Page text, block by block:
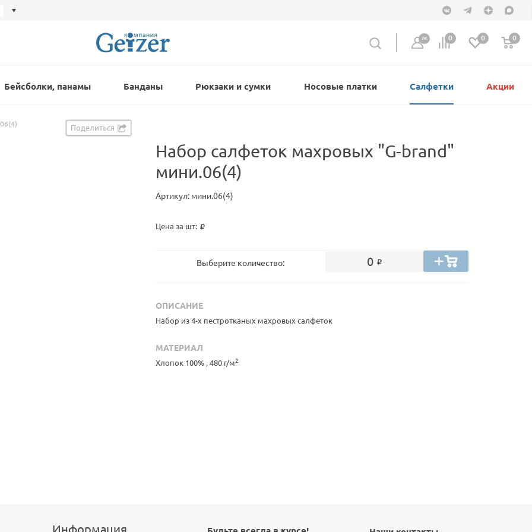
ЛК 0 0 0
Бейсболки, панамы Банданы Рюкзаки и сумки Носовые платки Салфетки Акции
Поделиться
Набор салфеток махровых "G-brand"
мини.06(4)
Артикул: мини.06(4)
Цена за шт:
Выберите количество: 0
ОПИСАНИЕ
Набор из 4-х пестротканых махровых салфеток
МАТЕРИАЛ
Хлопок 100% , 480 г/м2